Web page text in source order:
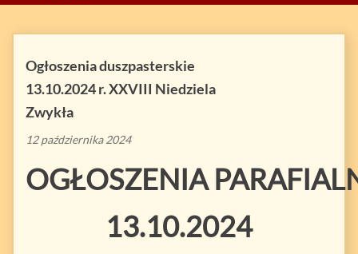
Ogłoszenia duszpasterskie
13.10.2024 r. XXVIII Niedziela
Zwykła
12 października 2024
OGŁOSZENIA
13.10.2024